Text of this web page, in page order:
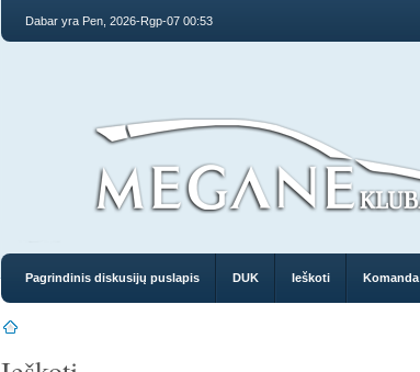
Dabar yra Pen, 2026-Rgp-07 00:53
Pagrindinis diskusijų puslapis DUK Ieškoti Komanda